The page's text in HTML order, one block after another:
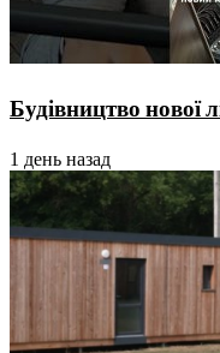
Будівництво нової
1 день назад